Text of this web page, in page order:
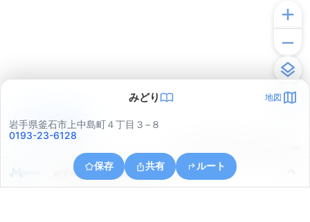
みどり 地図
岩手県釜石市上中島町４丁目３−８
0193-23-6128
保存 共有 ルート
岩手県釜石市釜石第１２地割
アプリで見る